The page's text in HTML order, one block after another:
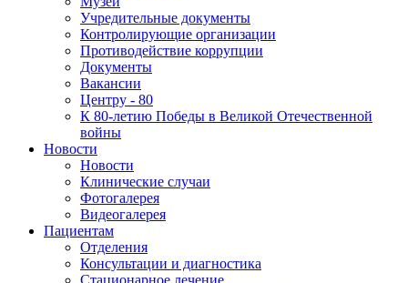
Учредительные документы
Контролирующие организации
Противодействие коррупции
Документы
Вакансии
Центру - 80
К 80-летию Победы в Великой Отечественной
войны
Новости
Новости
Клинические случаи
Фотогалерея
Видеогалерея
Пациентам
Отделения
Консультации и диагностика
Стационарное лечение